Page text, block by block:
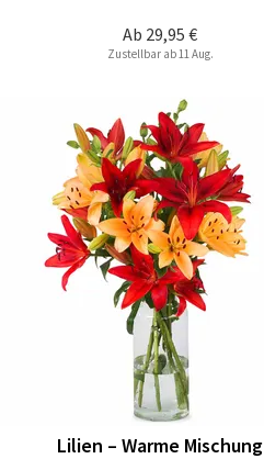
Ab 29,95 €
Zustellbar ab 11 Aug.
Lilien – Warme Mischung